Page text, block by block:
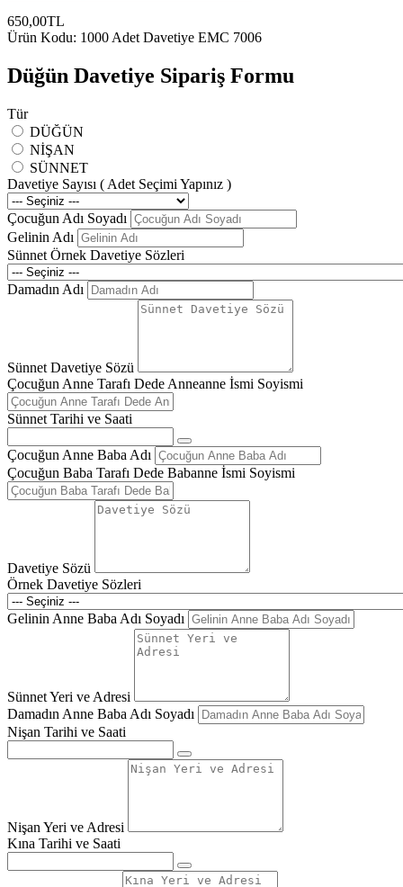
650,00TL
Ürün Kodu: 1000 Adet Davetiye EMC 7006
Düğün Davetiye Sipariş Formu
Tür
DÜĞÜN
NİŞAN
SÜNNET
Davetiye Sayısı ( Adet Seçimi Yapınız )
Çocuğun Adı Soyadı
Gelinin Adı
Sünnet Örnek Davetiye Sözleri
Damadın Adı
Sünnet Davetiye Sözü
Çocuğun Anne Tarafı Dede Anneanne İsmi Soyismi
Sünnet Tarihi ve Saati
Çocuğun Anne Baba Adı
Çocuğun Baba Tarafı Dede Babanne İsmi Soyismi
Davetiye Sözü
Örnek Davetiye Sözleri
Gelinin Anne Baba Adı Soyadı
Sünnet Yeri ve Adresi
Damadın Anne Baba Adı Soyadı
Nişan Tarihi ve Saati
Nişan Yeri ve Adresi
Kına Tarihi ve Saati